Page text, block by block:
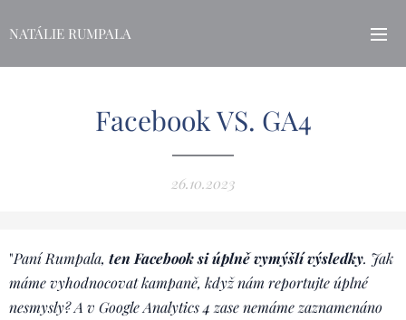
NATÁLIE RUMPALA
Facebook VS. GA4
26.10.2023
"Paní Rumpala, ten Facebook si úplně vymýšlí výsledky. Jak
máme vyhodnocovat kampaně, když nám reportujte úplné
nesmysly? A v Google Analytics 4 zase nemáme zaznamenáno